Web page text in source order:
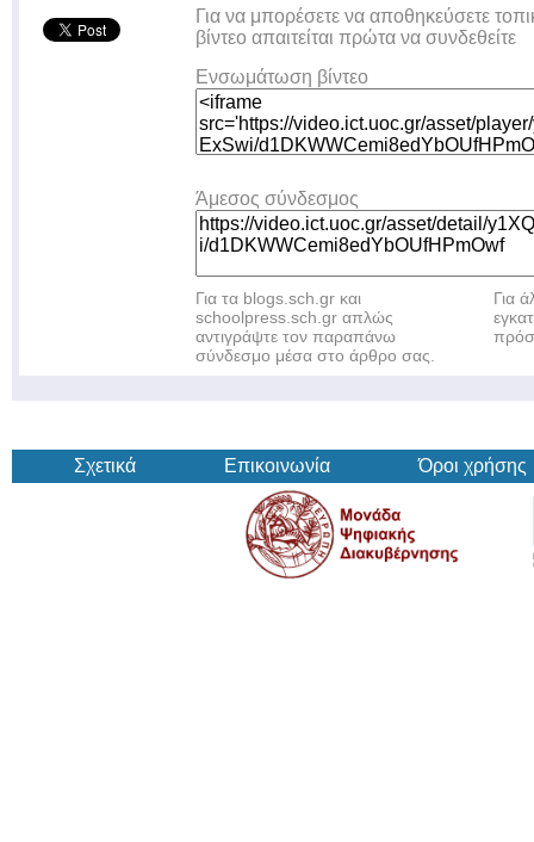
Για να μπορέσετε να αποθηκεύσετε
βίντεο απαιτείται πρώτα να συνδεθείτε
Ενσωμάτωση βίντεο
Άμεσος σύνδεσμος
Για τα blogs.sch.gr και
schoolpress.sch.gr απλώς
αντιγράψτε τον παραπάνω
σύνδεσμο μέσα στο άρθρο σας.
Για
Σχετικά Επικοινωνία Όροι χρήσης